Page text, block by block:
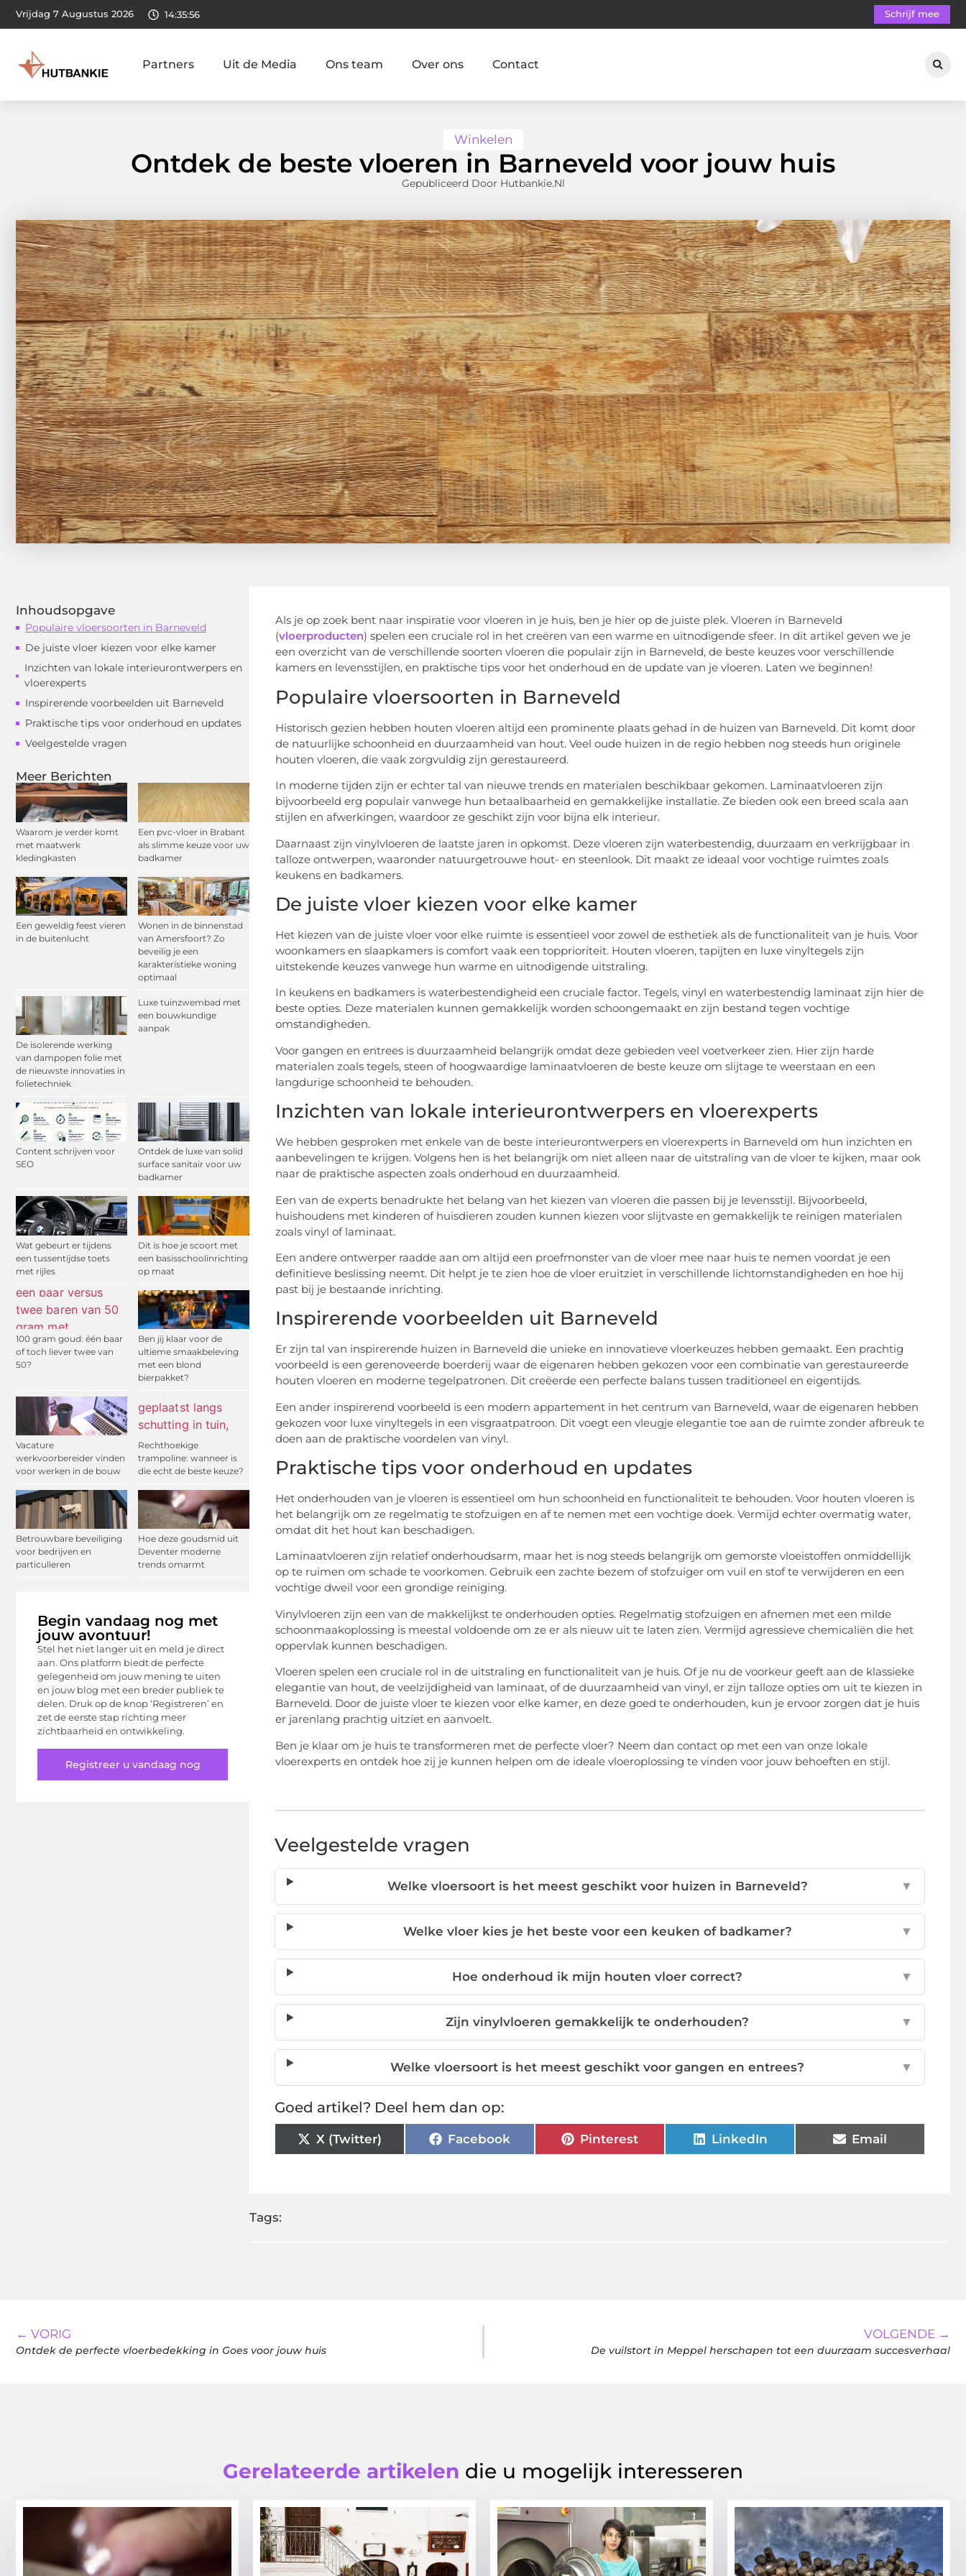
Vrijdag 7 Augustus 2026 14:35:57 Schrijf mee
Partners Uit de Media Ons team Over ons Contact
Winkelen
Ontdek de beste vloeren in Barneveld voor jouw huis
Gepubliceerd Door Hutbankie.nl
Inhoudsopgave
Populaire vloersoorten in Barneveld
De juiste vloer kiezen voor elke kamer
Inzichten van lokale interieurontwerpers en
vloerexperts
Inspirerende voorbeelden uit Barneveld
Praktische tips voor onderhoud en updates
Veelgestelde vragen
Meer Berichten
Waarom je verder komt
met maatwerk
kledingkasten
Een pvc-vloer in Brabant
als slimme keuze voor uw
badkamer
Een geweldig feest vieren
in de buitenlucht
Wonen in de binnenstad
van Amersfoort? Zo
beveilig je een
karakteristieke woning
optimaal
De isolerende werking
van dampopen folie met
de nieuwste innovaties in
folietechniek
Luxe tuinzwembad met
een bouwkundige
aanpak
Content schrijven voor
SEO
Ontdek de luxe van solid
surface sanitair voor uw
badkamer
Wat gebeurt er tijdens
een tussentijdse toets
met rijles
Dit is hoe je scoort met
een basisschoolinrichting
op maat
100 gram goud: één baar
of toch liever twee van
50?
Ben jij klaar voor de
ultieme smaakbeleving
met een blond
bierpakket?
Vacature
werkvoorbereider vinden
voor werken in de bouw
Rechthoekige
trampoline: wanneer is
die echt de beste keuze?
Betrouwbare beveiliging
voor bedrijven en
particulieren
Hoe deze goudsmid uit
Deventer moderne
trends omarmt
Begin vandaag nog met
jouw avontuur!
Stel het niet langer uit en meld je direct
aan. Ons platform biedt de perfecte
gelegenheid om jouw mening te uiten
en jouw blog met een breder publiek te
delen. Druk op de knop ‘Registreren’ en
zet de eerste stap richting meer
zichtbaarheid en ontwikkeling.
Registreer u vandaag nog
Als je op zoek bent naar inspiratie voor vloeren in je huis, ben je hier op de juiste plek. Vloeren in Barneveld
(vloerproducten) spelen een cruciale rol in het creëren van een warme en uitnodigende sfeer. In dit artikel geven we je
een overzicht van de verschillende soorten vloeren die populair zijn in Barneveld, de beste keuzes voor verschillende
kamers en levensstijlen, en praktische tips voor het onderhoud en de update van je vloeren. Laten we beginnen!
Populaire vloersoorten in Barneveld
Historisch gezien hebben houten vloeren altijd een prominente plaats gehad in de huizen van Barneveld. Dit komt door
de natuurlijke schoonheid en duurzaamheid van hout. Veel oude huizen in de regio hebben nog steeds hun originele
houten vloeren, die vaak zorgvuldig zijn gerestaureerd.
In moderne tijden zijn er echter tal van nieuwe trends en materialen beschikbaar gekomen. Laminaatvloeren zijn
bijvoorbeeld erg populair vanwege hun betaalbaarheid en gemakkelijke installatie. Ze bieden ook een breed scala aan
stijlen en afwerkingen, waardoor ze geschikt zijn voor bijna elk interieur.
Daarnaast zijn vinylvloeren de laatste jaren in opkomst. Deze vloeren zijn waterbestendig, duurzaam en verkrijgbaar in
talloze ontwerpen, waaronder natuurgetrouwe hout- en steenlook. Dit maakt ze ideaal voor vochtige ruimtes zoals
keukens en badkamers.
De juiste vloer kiezen voor elke kamer
Het kiezen van de juiste vloer voor elke ruimte is essentieel voor zowel de esthetiek als de functionaliteit van je huis. Voor
woonkamers en slaapkamers is comfort vaak een topprioriteit. Houten vloeren, tapijten en luxe vinyltegels zijn
uitstekende keuzes vanwege hun warme en uitnodigende uitstraling.
In keukens en badkamers is waterbestendigheid een cruciale factor. Tegels, vinyl en waterbestendig laminaat zijn hier de
beste opties. Deze materialen kunnen gemakkelijk worden schoongemaakt en zijn bestand tegen vochtige
omstandigheden.
Voor gangen en entrees is duurzaamheid belangrijk omdat deze gebieden veel voetverkeer zien. Hier zijn harde
materialen zoals tegels, steen of hoogwaardige laminaatvloeren de beste keuze om slijtage te weerstaan en een
langdurige schoonheid te behouden.
Inzichten van lokale interieurontwerpers en vloerexperts
We hebben gesproken met enkele van de beste interieurontwerpers en vloerexperts in Barneveld om hun inzichten en
aanbevelingen te krijgen. Volgens hen is het belangrijk om niet alleen naar de uitstraling van de vloer te kijken, maar ook
naar de praktische aspecten zoals onderhoud en duurzaamheid.
Een van de experts benadrukte het belang van het kiezen van vloeren die passen bij je levensstijl. Bijvoorbeeld,
huishoudens met kinderen of huisdieren zouden kunnen kiezen voor slijtvaste en gemakkelijk te reinigen materialen
zoals vinyl of laminaat.
Een andere ontwerper raadde aan om altijd een proefmonster van de vloer mee naar huis te nemen voordat je een
definitieve beslissing neemt. Dit helpt je te zien hoe de vloer eruitziet in verschillende lichtomstandigheden en hoe hij
past bij je bestaande inrichting.
Inspirerende voorbeelden uit Barneveld
Er zijn tal van inspirerende huizen in Barneveld die unieke en innovatieve vloerkeuzes hebben gemaakt. Een prachtig
voorbeeld is een gerenoveerde boerderij waar de eigenaren hebben gekozen voor een combinatie van gerestaureerde
houten vloeren en moderne tegelpatronen. Dit creëerde een perfecte balans tussen traditioneel en eigentijds.
Een ander inspirerend voorbeeld is een modern appartement in het centrum van Barneveld, waar de eigenaren hebben
gekozen voor luxe vinyltegels in een visgraatpatroon. Dit voegt een vleugje elegantie toe aan de ruimte zonder afbreuk te
doen aan de praktische voordelen van vinyl.
Praktische tips voor onderhoud en updates
Het onderhouden van je vloeren is essentieel om hun schoonheid en functionaliteit te behouden. Voor houten vloeren is
het belangrijk om ze regelmatig te stofzuigen en af te nemen met een vochtige doek. Vermijd echter overmatig water,
omdat dit het hout kan beschadigen.
Laminaatvloeren zijn relatief onderhoudsarm, maar het is nog steeds belangrijk om gemorste vloeistoffen onmiddellijk
op te ruimen om schade te voorkomen. Gebruik een zachte bezem of stofzuiger om vuil en stof te verwijderen en een
vochtige dweil voor een grondige reiniging.
Vinylvloeren zijn een van de makkelijkst te onderhouden opties. Regelmatig stofzuigen en afnemen met een milde
schoonmaakoplossing is meestal voldoende om ze er als nieuw uit te laten zien. Vermijd agressieve chemicaliën die het
oppervlak kunnen beschadigen.
Vloeren spelen een cruciale rol in de uitstraling en functionaliteit van je huis. Of je nu de voorkeur geeft aan de klassieke
elegantie van hout, de veelzijdigheid van laminaat, of de duurzaamheid van vinyl, er zijn talloze opties om uit te kiezen in
Barneveld. Door de juiste vloer te kiezen voor elke kamer, en deze goed te onderhouden, kun je ervoor zorgen dat je huis
er jarenlang prachtig uitziet en aanvoelt.
Ben je klaar om je huis te transformeren met de perfecte vloer? Neem dan contact op met een van onze lokale
vloerexperts en ontdek hoe zij je kunnen helpen om de ideale vloeroplossing te vinden voor jouw behoeften en stijl.
Veelgestelde vragen
Welke vloersoort is het meest geschikt voor huizen in Barneveld? ▼
Welke vloer kies je het beste voor een keuken of badkamer? ▼
Hoe onderhoud ik mijn houten vloer correct? ▼
Zijn vinylvloeren gemakkelijk te onderhouden? ▼
Welke vloersoort is het meest geschikt voor gangen en entrees? ▼
Goed artikel? Deel hem dan op:
X (Twitter) Facebook Pinterest LinkedIn Email
Tags:
← VORIG
Ontdek de perfecte vloerbedekking in Goes voor jouw huis
VOLGENDE →
De vuilstort in Meppel herschapen tot een duurzaam succesverhaal
Gerelateerde artikelen die u mogelijk interesseren